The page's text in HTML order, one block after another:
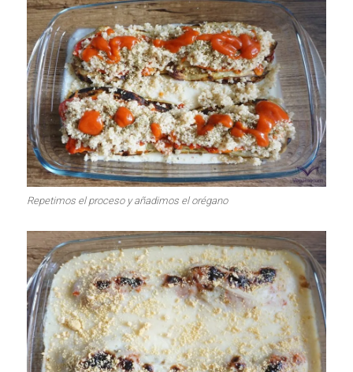
Repetimos el proceso y añadimos el orégano